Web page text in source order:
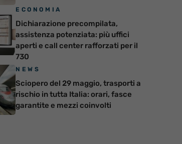
ECONOMIA
Dichiarazione precompilata,
assistenza potenziata: più uffici
aperti e call center rafforzati per il
730
NEWS
Sciopero del 29 maggio, trasporti a
rischio in tutta Italia: orari, fasce
garantite e mezzi coinvolti